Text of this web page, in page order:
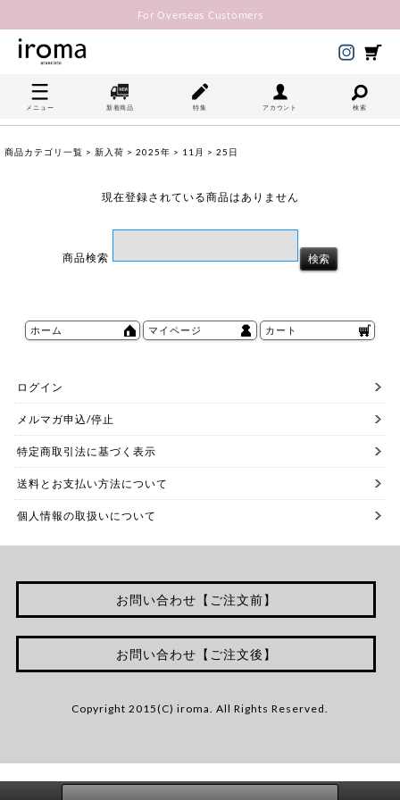
For Overseas Customers
メニュー 新着商品 特集 アカウント 検索
商品カテゴリ一覧 > 新入荷 > 2025年 > 11月 > 25日
現在登録されている商品はありません
商品検索
ホーム マイページ カート
ログイン
メルマガ申込/停止
特定商取引法に基づく表示
送料とお支払い方法について
個人情報の取扱いについて
お問い合わせ【ご注文前】
お問い合わせ【ご注文後】
Copyright 2015(C) iroma. All Rights Reserved.